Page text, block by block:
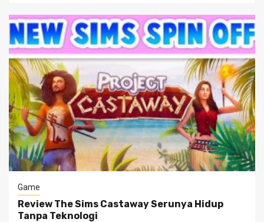
Game
Review The Sims Castaway Serunya Hidup
Tanpa Teknologi